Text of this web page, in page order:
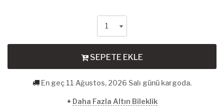
SEPETE EKLE
En geç 11 Ağustos, 2026 Salı günü kargoda.
+ Daha Fazla Altın Bileklik